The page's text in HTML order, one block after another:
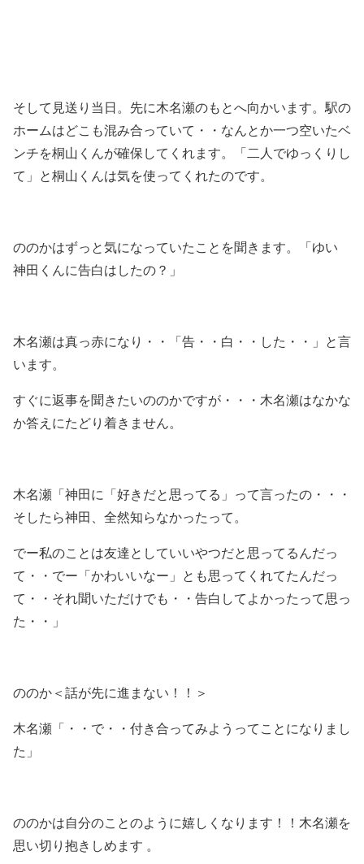
そして見送り当日。先に木名瀬のもとへ向かいます。駅の
ホームはどこも混み合っていて・・なんとか一つ空いたベ
ンチを桐山くんが確保してくれます。「二人でゆっくりし
て」と桐山くんは気を使ってくれたのです。
ののかはずっと気になっていたことを聞きます。「ゆい
神田くんに告白はしたの？」
木名瀬は真っ赤になり・・「告・・白・・した・・」と言
います。
すぐに返事を聞きたいののかですが・・・木名瀬はなかな
か答えにたどり着きません。
木名瀬「神田に「好きだと思ってる」って言ったの・・・
そしたら神田、全然知らなかったって。
でー私のことは友達としていいやつだと思ってるんだっ
て・・でー「かわいいなー」とも思ってくれてたんだっ
て・・それ聞いただけでも・・告白してよかったって思っ
た・・」
ののか＜話が先に進まない！！＞
木名瀬「・・で・・付き合ってみようってことになりまし
た」
ののかは自分のことのように嬉しくなります！！木名瀬を
思い切り抱きしめます 。